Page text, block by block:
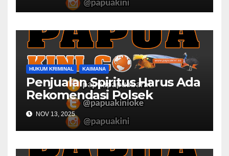
HUKUM KRIMINAL KAIMANA
Penjualan Spiritus Harus Ada
Rekomendasi Polsek
Kaimana
NOV 13, 2025